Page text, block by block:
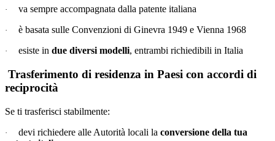
· va sempre accompagnata dalla patente italiana
· è basata sulle Convenzioni di Ginevra 1949 e Vienna 1968
· esiste in due diversi modelli, entrambi richiedibili in Italia
Trasferimento di residenza in Paesi con accordi di
reciprocità
Se ti trasferisci stabilmente:
· devi richiedere alle Autorità locali la conversione della tua